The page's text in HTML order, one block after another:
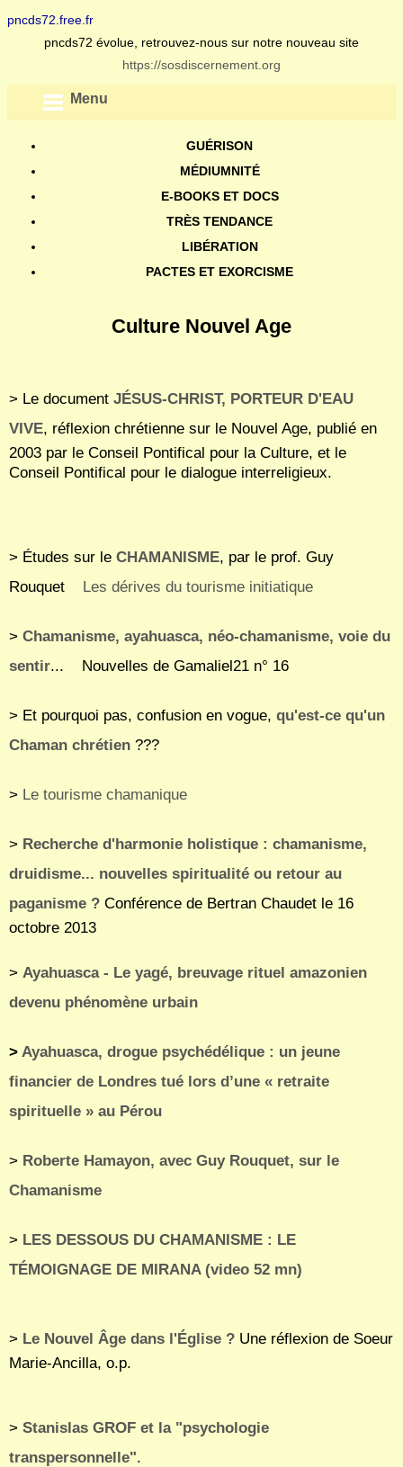
pncds72.free.fr
pncds72 évolue, retrouvez-nous sur notre nouveau site
https://sosdiscernement.org
Menu
GUÉRISON
MÉDIUMNITÉ
E-BOOKS ET DOCS
TRÈS TENDANCE
LIBÉRATION
PACTES ET EXORCISME
Culture Nouvel Age
> Le document JÉSUS-CHRIST, PORTEUR D'EAU
VIVE, réflexion chrétienne sur le Nouvel Age, publié en
2003 par le Conseil Pontifical pour la Culture, et le
Conseil Pontifical pour le dialogue interreligieux.
> Études sur le CHAMANISME, par le prof. Guy
Rouquet Les dérives du tourisme initiatique
> Chamanisme, ayahuasca, néo-chamanisme, voie du
sentir... Nouvelles de Gamaliel21 n° 16
> Et pourquoi pas, confusion en vogue, qu'est-ce qu'un
Chaman chrétien ???
> Le tourisme chamanique
> Recherche d'harmonie holistique : chamanisme,
druidisme... nouvelles spiritualité ou retour au
paganisme ? Conférence de Bertran Chaudet le 16
octobre 2013
> Ayahuasca - Le yagé, breuvage rituel amazonien
devenu phénomène urbain
> Ayahuasca, drogue psychédélique : un jeune
financier de Londres tué lors d’une « retraite
spirituelle » au Pérou
> Roberte Hamayon, avec Guy Rouquet, sur le
Chamanisme
> LES DESSOUS DU CHAMANISME : LE
TÉMOIGNAGE DE MIRANA (video 52 mn)
> Le Nouvel Âge dans l'Église ? Une réflexion de Soeur
Marie-Ancilla, o.p.
> Stanislas GROF et la "psychologie
transpersonnelle".